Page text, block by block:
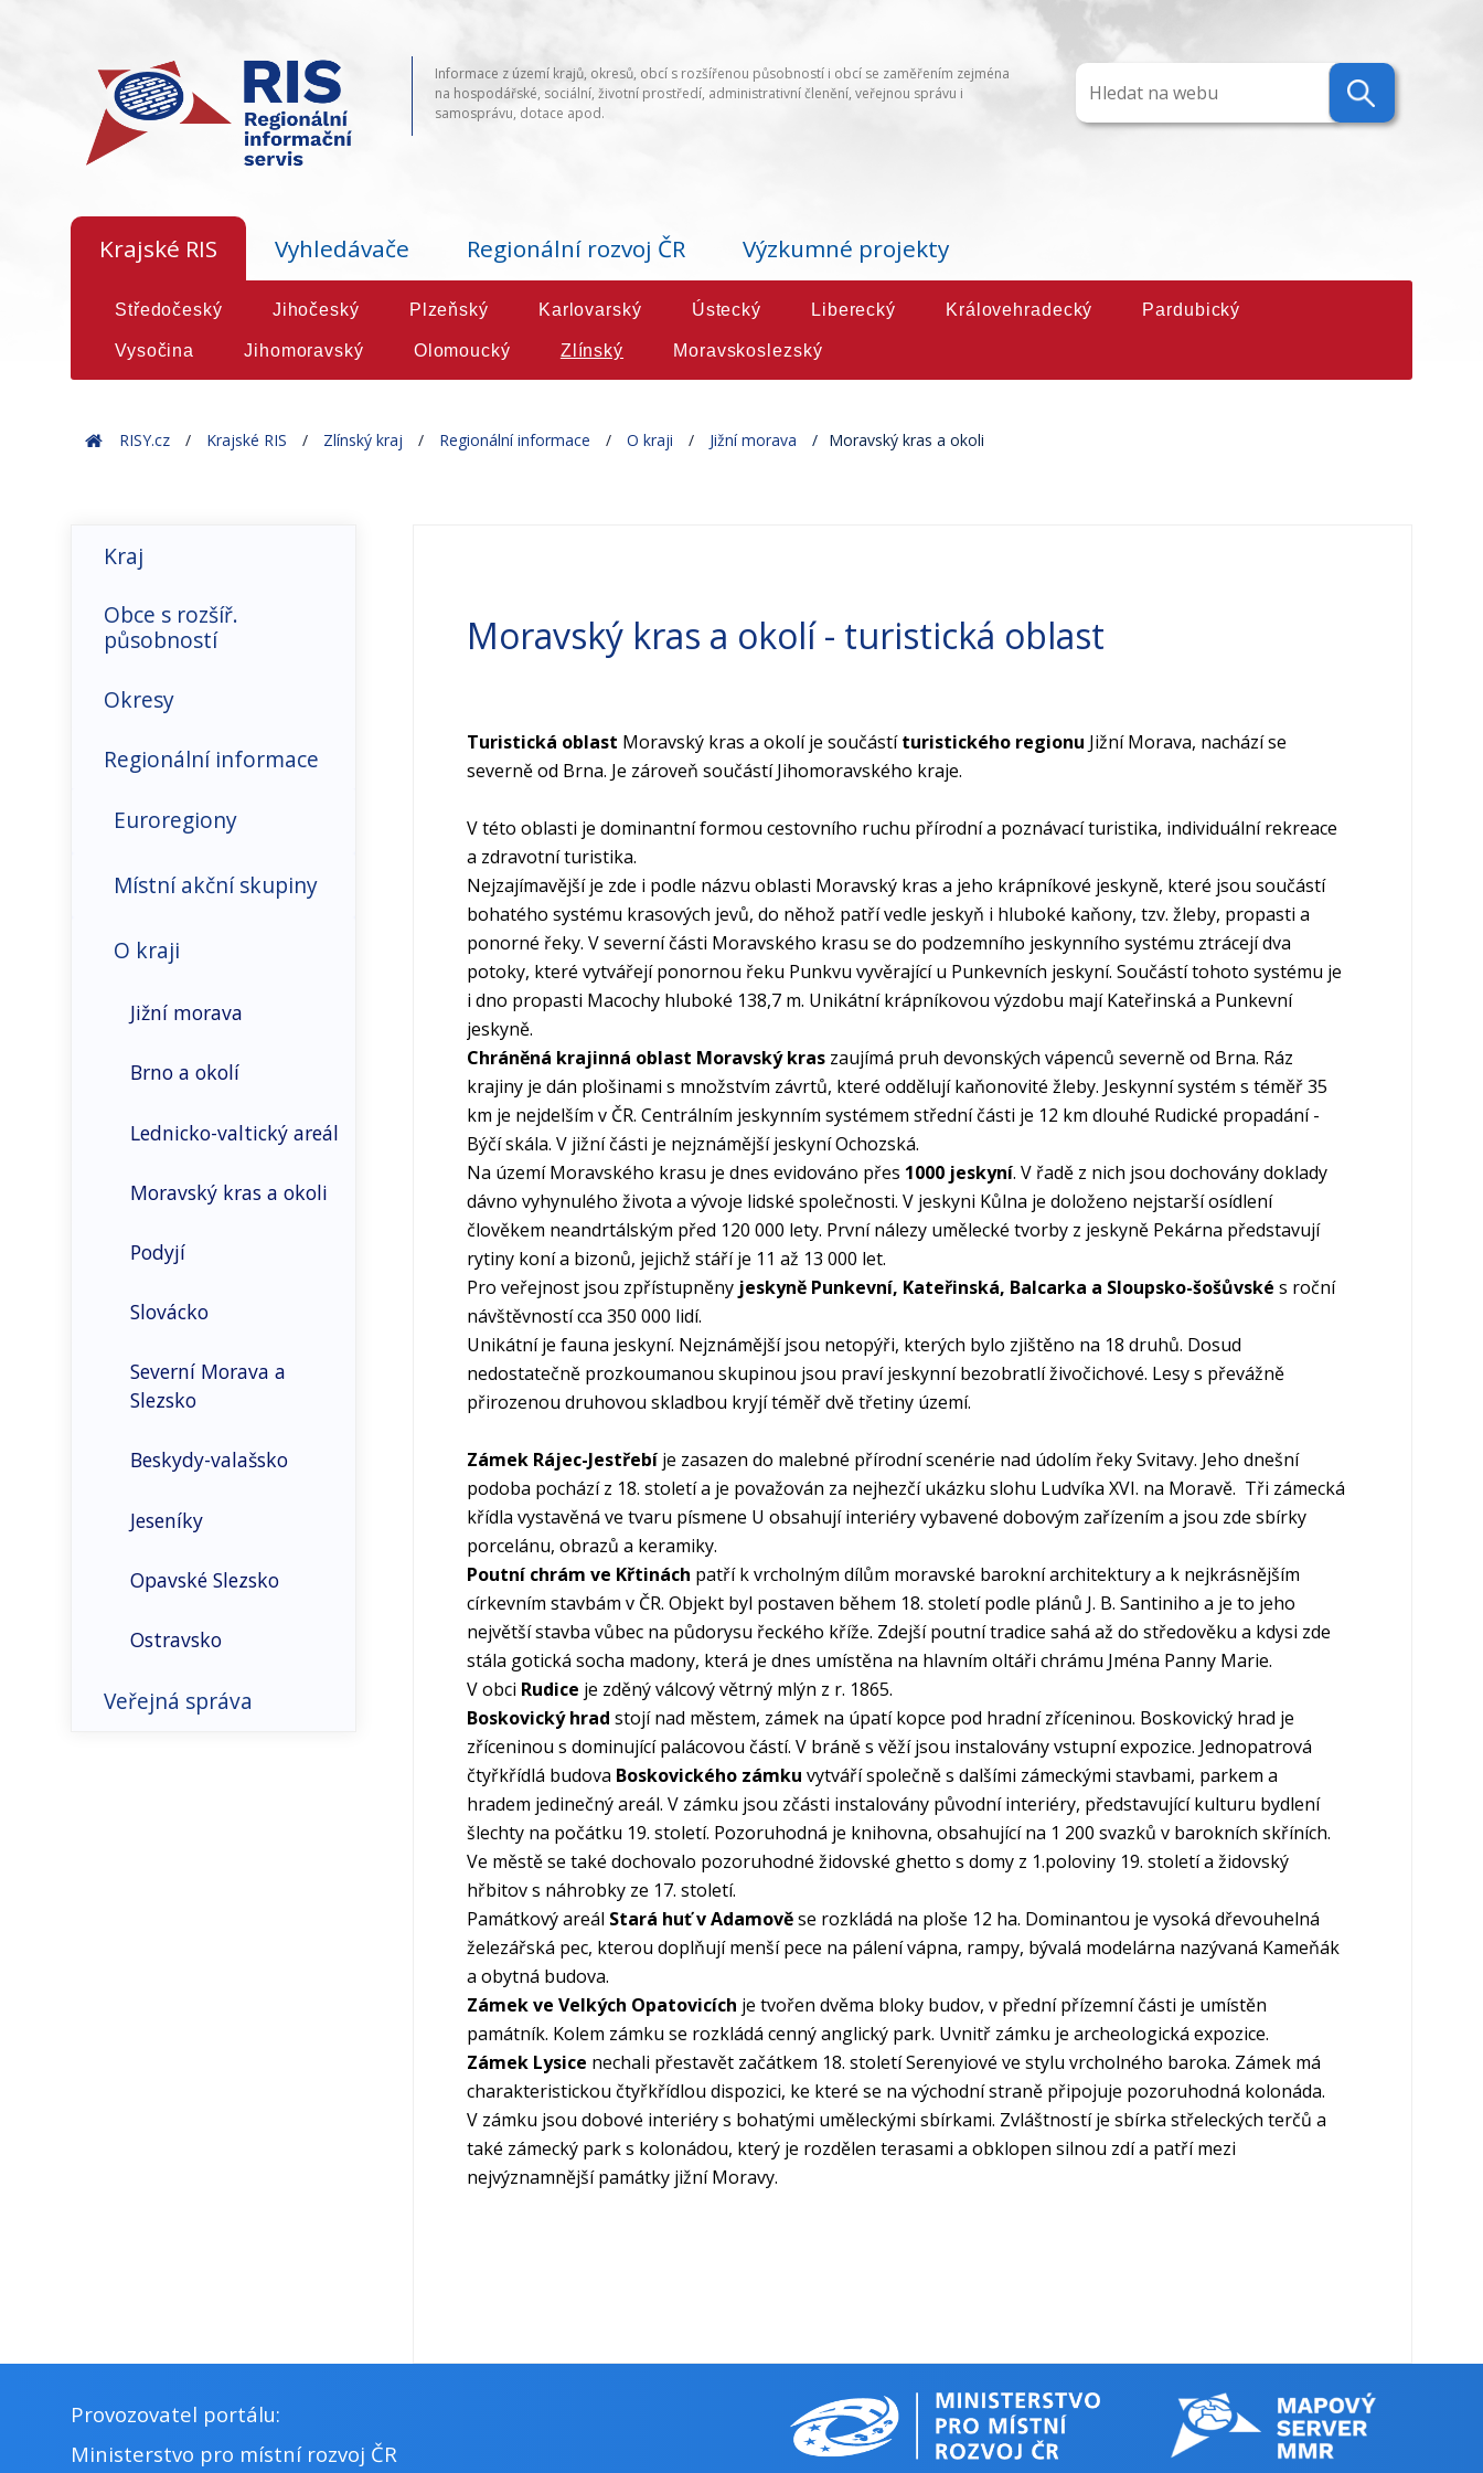
Informace z území krajů, okresů, obcí s rozšířenou působností i obcí se zaměřením zejména
na hospodářské, sociální, životní prostředí, administrativní členění, veřejnou správu i
samosprávu, dotace apod.
Krajské RIS Vyhledávače Regionální rozvoj ČR Výzkumné projekty
Středočeský Jihočeský Plzeňský Karlovarský Ústecký Liberecký Královehradecký Pardubický
Vysočina Jihomoravský Olomoucký Zlínský Moravskoslezský
HomeRISY.cz Krajské RIS Zlínský kraj Regionální informace O kraji Jižní morava Moravský kras a okoli
Kraj
Hospodářské prostředí
doprava, ICT
Makroekonomické
Organizační struktura
Přímé zahraniční
výše důchodů
Základní demografické
Obce s rozšíř.
působností
Okresy
Regionální informace
Euroregiony
Místní akční skupiny
O kraji
Jižní morava
Brno a okolí
Lednicko-valtický areál
Moravský kras a okoli
Podyjí
Slovácko
Severní Morava a
Slezsko
Beskydy-valašsko
Jeseníky
Opavské Slezsko
Ostravsko
Poodří
Veřejná správa
Moravský kras a okolí - turistická oblast
Turistická oblast Moravský kras a okolí je součástíturistického regionu Jižní Morava, nachází se
severně od Brna. Je zároveň součástí Jihomoravského kraje.
V této oblasti je dominantní formou cestovního ruchu přírodní a poznávací turistika, individuální rekreace
a zdravotní turistika.
Nejzajímavější je zde i podle názvu oblasti Moravský kras a jeho krápníkové jeskyně, které jsou součástí
bohatého systému krasových jevů, do něhož patří vedle jeskyň i hluboké kaňony, tzv. žleby, propasti a
ponorné řeky. V severní části Moravského krasu se do podzemního jeskynního systému ztrácejí dva
potoky, které vytvářejí ponornou řeku Punkvu vyvěrající u Punkevních jeskyní. Součástí tohoto systému je
i dno propasti Macochy hluboké 138,7 m. Unikátní krápníkovou výzdobu mají Kateřinská a Punkevní
jeskyně.
Chráněná krajinná oblast Moravský kras zaujímá pruh devonských vápenců severně od Brna. Ráz
krajiny je dán plošinami s množstvím závrtů, které oddělují kaňonovité žleby. Jeskynní systém s téměř 35
km je nejdelším v ČR. Centrálním jeskynním systémem střední části je 12 km dlouhé Rudické propadání -
Býčí skála. V jižní části je nejznámější jeskyní Ochozská.
Na území Moravského krasu je dnes evidováno přes 1000 jeskyní. V řadě z nich jsou dochovány doklady
dávno vyhynulého života a vývoje lidské společnosti. V jeskyni Kůlna je doloženo nejstarší osídlení
člověkem neandrtálským před 120 000 lety. První nálezy umělecké tvorby z jeskyně Pekárna představují
rytiny koní a bizonů, jejichž stáří je 11 až 13 000 let.
Pro veřejnost jsou zpřístupněny jeskyně Punkevní, Kateřinská, Balcarka a Sloupsko-šošůvské s roční
návštěvností cca 350 000 lidí.
Unikátní je fauna jeskyní. Nejznámější jsou netopýři, kterých bylo zjištěno na 18 druhů. Dosud
nedostatečně prozkoumanou skupinou jsou praví jeskynní bezobratlí živočichové. Lesy s převážně
přirozenou druhovou skladbou kryjí téměř dvě třetiny území.
Zámek Rájec-Jestřebí je zasazen do malebné přírodní scenérie nad údolím řeky Svitavy. Jeho dnešní
podoba pochází z 18. století a je považován za nejhezčí ukázku slohu Ludvíka XVI. na Moravě. Tři zámecká
křídla vystavěná ve tvaru písmene U obsahují interiéry vybavené dobovým zařízením a jsou zde sbírky
porcelánu, obrazů a keramiky.
Poutní chrám ve Křtinách patří k vrcholným dílům moravské barokní architektury a k nejkrásnějším
církevním stavbám v ČR. Objekt byl postaven během 18. století podle plánů J. B. Santiniho a je to jeho
největší stavba vůbec na půdorysu řeckého kříže. Zdejší poutní tradice sahá až do středověku a kdysi zde
stála gotická socha madony, která je dnes umístěna na hlavním oltáři chrámu Jména Panny Marie.
V obci Rudice je zděný válcový větrný mlýn z r. 1865.
Boskovický hrad stojí nad městem, zámek na úpatí kopce pod hradní zříceninou. Boskovický hrad je
zříceninou s dominující palácovou částí. V bráně s věží jsou instalovány vstupní expozice. Jednopatrová
čtyřkřídlá budova Boskovického zámku vytváří společně s dalšími zámeckými stavbami, parkem a
hradem jedinečný areál. V zámku jsou zčásti instalovány původní interiéry, představující kulturu bydlení
šlechty na počátku 19. století. Pozoruhodná je knihovna, obsahující na 1 200 svazků v barokních skříních.
Ve městě se také dochovalo pozoruhodné židovské ghetto s domy z 1.poloviny 19. století a židovský
hřbitov s náhrobky ze 17. století.
Památkový areál Stará huť v Adamověse rozkládá na ploše 12 ha. Dominantou je vysoká dřevouhelná
železářská pec, kterou doplňují menší pece na pálení vápna, rampy, bývalá modelárna nazývaná Kameňák
a obytná budova.
Zámek ve Velkých Opatovicích je tvořen dvěma bloky budov, v přední přízemní části je umístěn
památník. Kolem zámku se rozkládá cenný anglický park. Uvnitř zámku je archeologická expozice.
Zámek Lysice nechali přestavět začátkem 18. století Serenyiové ve stylu vrcholného baroka. Zámek má
charakteristickou čtyřkřídlou dispozici, ke které se na východní straně připojuje pozoruhodná kolonáda.
V zámku jsou dobové interiéry s bohatými uměleckými sbírkami. Zvláštností je sbírka střeleckých terčů a
také zámecký park s kolonádou, který je rozdělen terasami a obklopen silnou zdí a patří mezi
nejvýznamnější památky jižní Moravy.
Provozovatel portálu:
Ministerstvo pro místní rozvoj ČR